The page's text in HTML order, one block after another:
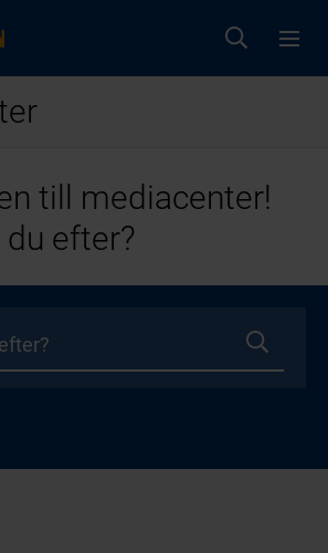
till mediacenter!
efter?